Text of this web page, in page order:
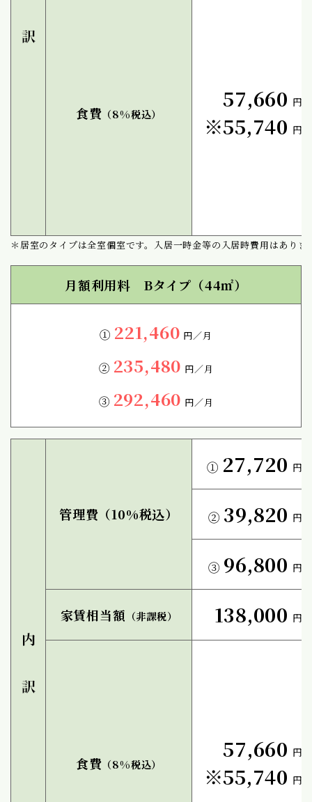
食費 （8%税込）
57,660 円
※55,740 円
＊居室のタイプは全室個室です。入居一時金等の入居時費用はありま
月額利用料 Bタイプ（44㎡）
① 221,460 円／月
② 235,480 円／月
③ 292,460 円／月
管理費（10%税込）
① 27,720 円
② 39,820 円
③ 96,800 円
家賃相当額 （非課税） 138,000 円
食費 （8%税込）
57,660 円
※55,740 円